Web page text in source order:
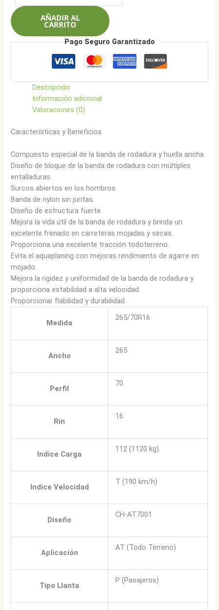
$611.900.
112T
AT7001
cantidad
AÑADIR AL
CARRITO
Pago Seguro Garantizado
Descripción
Información adicional
Valoraciones (0)
Caracteristicas y Beneficios
Compuesto especial de la banda de rodadura y huella ancha.
Diseño de bloque de la banda de rodadura con múltiples
entalladuras.
Surcos abiertos en los hombros.
Banda de nylon sin juntas.
Diseño de estructura fuerte.
Mejora la vida útil de la banda de rodadura y brinda un
excelente frenado en carreteras mojadas y secas.
Proporciona una excelente tracción todoterreno.
Evita el aquaplaning con mejoras rendimiento de agarre en
mojado.
Mejora la rigidez y uniformidad de la banda de rodadura y
proporciona estabilidad a alta velocidad.
Proporcionar fiabilidad y durabilidad.
Medida
265/70R16
Ancho
265
Perfil
70
Rin
16
Indice Carga
112 (1120 kg)
Indice Velocidad
T (190 km/h)
Diseño
CH-AT7001
Aplicación
AT (Todo Terreno)
Tipo Llanta
P (Pasajeros)